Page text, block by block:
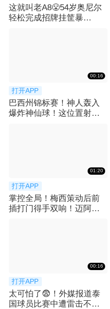
这就叫老A8😤54岁奥尼尔
轻松完成招牌挂筐暴
00:16
打开APP
巴西州锦标赛！神人轰入
爆炸神仙球！这位置射门
01:20
打开APP
掌控全局！梅西策动后前
插打门得手双响！迈阿密3-
00:16
打开APP
太可怕了😨！外媒报道泰
国球员比赛中遭雷击不幸